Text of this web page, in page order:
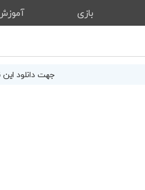
بازی
جهت دانلود این